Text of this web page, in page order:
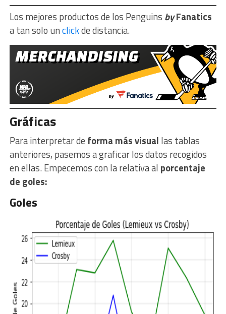
Los mejores productos de los Penguins byFanatics
a tan solo unclickde distancia.
Gráficas
Para interpretar de forma más visual las tablas
anteriores, pasemos a graficar los datos recogidos
en ellas. Empecemos con la relativa al porcentaje
de goles:
Goles